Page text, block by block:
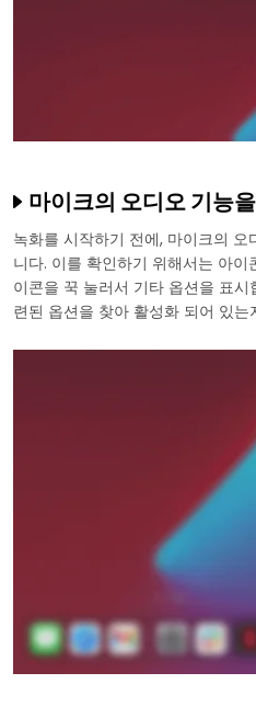
마이크의 오디오 기능
녹화를 시작하기 전에, 마이크의
니다. 이를 확인하기 위해서는 아
이콘을 꾹 눌러서 기타 옵션을 표
련된 옵션을 찾아 활성화 되어 있는